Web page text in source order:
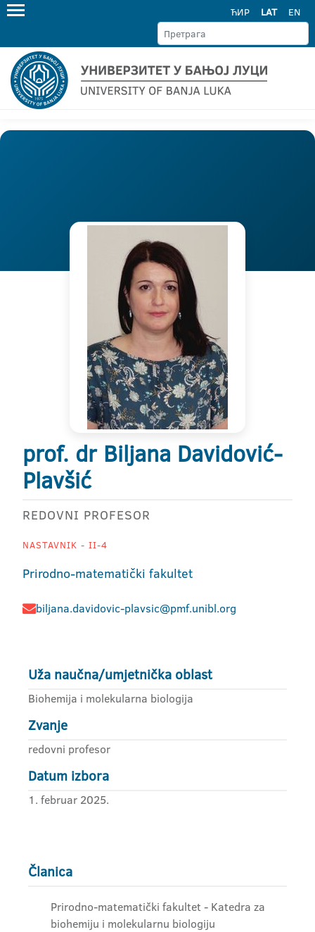
ЋИР LAT EN
prof. dr Biljana Davidović-
Plavšić
REDOVNI PROFESOR
NASTAVNIK - II-4
Prirodno-matematički fakultet
biljana.davidovic-plavsic@pmf.unibl.org
Uža naučna/umjetnička oblast
Biohemija i molekularna biologija
Zvanje
redovni profesor
Datum izbora
1. februar 2025.
Članica
Prirodno-matematički fakultet - Katedra za
biohemiju i molekularnu biologiju